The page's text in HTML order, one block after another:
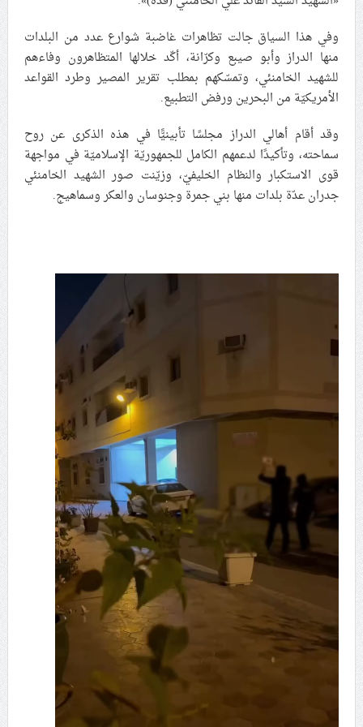
ممارسة الشعائر الحسينيّة هو في حقيقته محاربة لقضيّة
الإمام الحسين «ع»
لجنة مراسم الوداع والتشييع ومواراة الجثمان للإمام الشهيد
السيّد علي الحسيني الخامنئي تنشر تفاصيل التشييع في
إيران والعراق
وفي هذا السياق جالت تظاهرات غاضبة شوارع عدد من البلدات
منها الدراز وأبو صيبع وكرّانة، أكّد خلالها المتظاهرون وفاءهم
للشهيد الخامنئي، وتمسّكهم بمطلب تقرير المصير وطرد القواعد
الأمريكيّة من البحرين ورفض التطبيع.
وقد أقام أهالي الدراز مجلسًا تأبينيًّا في هذه الذكرى عن روح
سماحته، وتأكيدًا لدعمهم الكامل للجمهوريّة الإسلاميّة في مواجهة
قوى الاستكبار والنظام الخليفيّ، وزيّنت صور الشهيد الخامنئي
جدران عدّة بلدات منها بني جمرة وجنوسان والعكر وسماهيج.